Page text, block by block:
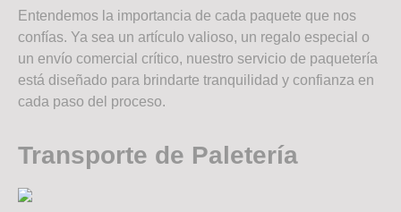
Entendemos la importancia de cada paquete que nos
confías. Ya sea un artículo valioso, un regalo especial o
un envío comercial crítico, nuestro servicio de paquetería
está diseñado para brindarte tranquilidad y confianza en
cada paso del proceso.
Transporte de Paletería